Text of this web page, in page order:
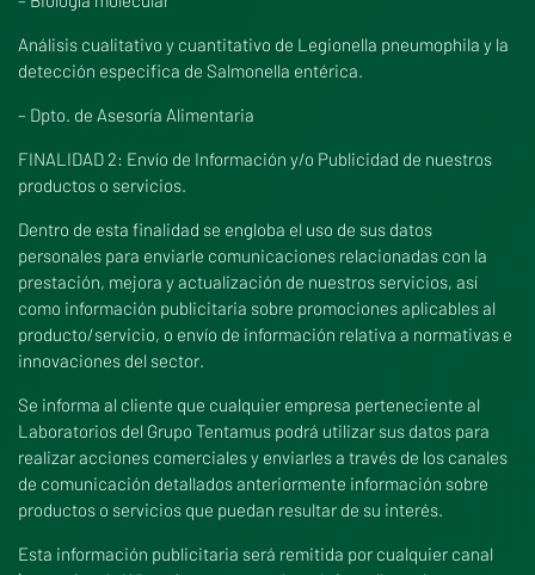
Análisis cualitativo y cuantitativo de Legionella pneumophila y la
detección especifica de Salmonella entérica.
– Dpto. de Asesoría Alimentaria
FINALIDAD 2: Envío de Información y/o Publicidad de nuestros
productos o servicios.
Dentro de esta finalidad se engloba el uso de sus datos
personales para enviarle comunicaciones relacionadas con la
prestación, mejora y actualización de nuestros servicios, así
como información publicitaria sobre promociones aplicables al
producto/servicio, o envío de información relativa a normativas e
innovaciones del sector.
Se informa al cliente que cualquier empresa perteneciente al
Laboratorios del Grupo Tentamus podrá utilizar sus datos para
realizar acciones comerciales y enviarles a través de los canales
de comunicación detallados anteriormente información sobre
productos o servicios que puedan resultar de su interés.
Esta información publicitaria será remitida por cualquier canal